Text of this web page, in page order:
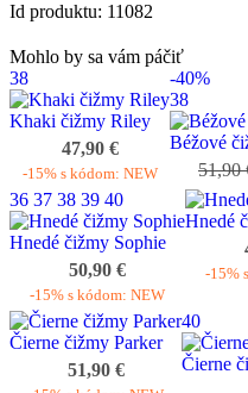
Id produktu: 11082
Mohlo by sa vám páčiť
38
Khaki čižmy Riley
47,90 €
-15% s kódom: NEW
-40%
38
Béžové
51,90
36 37 38 39 40
Hnedé čižmy Sophie
50,90 €
-15% s kódom: NEW
Hnedé
-15%
Čierne čižmy Parker
51,90 €
40
Čierne